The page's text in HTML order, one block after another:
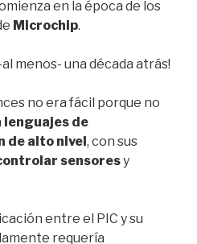
en la época de los
Microchip.
al menos- una década atrás!
no era fácil porque no
lenguajes de
de alto nivel, con sus
sensoresy
entre el PIC y su
requería